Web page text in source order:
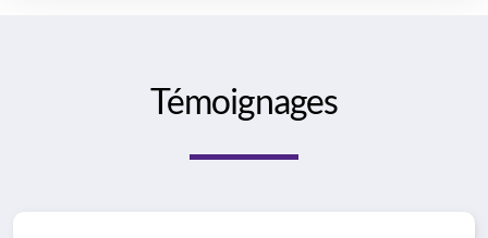
Témoignages